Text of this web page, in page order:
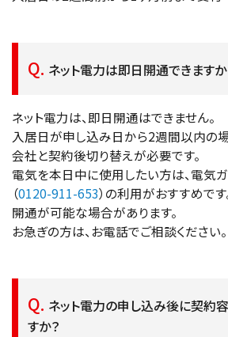
ネット電力は即日開通できますか
ネット電力は、即日開通はできません。
入居日が申し込み日から2週間以内の
会社と契約後切り替えが必要です。
電気を本日中に使用したい方は、電気
（0120-911-653）の利用がおすすめで
開通が可能な場合があります。
お急ぎの方は、お電話でご相談ください。
ネット電力の申し込み後に契約
すか？